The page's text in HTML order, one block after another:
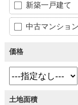
新築一戸建て
中古マンション
価格
土地面積